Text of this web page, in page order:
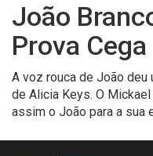
João
Prova Cega
A voz rouca de João deu
de Alicia Keys. O
assim o João para a sua